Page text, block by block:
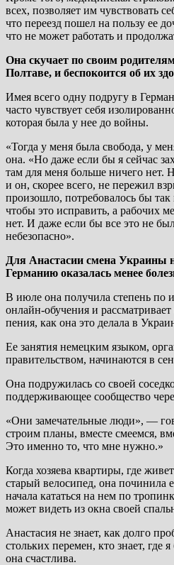
всех, позволяет им чувствовать
что переезд пошел на пользу ее
что не может работать и
Она скучает по своим
Полтаве, и беспокоится об их
Имея всего одну подругу в
часто чувствует себя
которая была у нее до войны.
«Тогда у меня была свобода, у
она. «Но даже если бы я сейчас
там для меня больше ничего нет.
и он, скорее всего, не пережил
произошло, потребовалось бы
чтобы это исправить, а рабочих
нет. И даже если бы все это не
небезопасно».
Для Анастасии смена Украины
Германию оказалась менее
В июле она получила степень по
онлайн-обучения и
пения, как она это делала в
Ее занятия немецким языком,
правительством, начинаются в
Она подружилась со своей
поддерживающее сообщество
«Они замечательные люди», —
строим планы, вместе смеемся,
Это именно то, что мне нужно.»
Когда хозяева квартиры, где
старый велосипед, она починила
начала кататься на нем по
может видеть из окна своей
Анастасия не знает, как долго
стольких перемен, кто знает, где
она счастлива.